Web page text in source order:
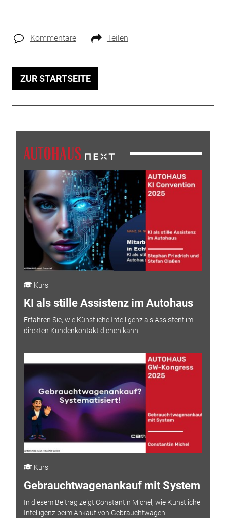
Kommentare Teilen
ZUR STARTSEITE
Kurs
KI als stille Assistenz im Autohaus
Erfahren Sie, wie Künstliche Intelligenz als Assistent im
direkten Kundenkontakt dienen kann.
Kurs
Gebrauchtwagenankauf mit System
In diesem Beitrag zeigt Constantin Michel, wie Künstliche
Intelligenz beim Ankauf von Gebrauchtwagen